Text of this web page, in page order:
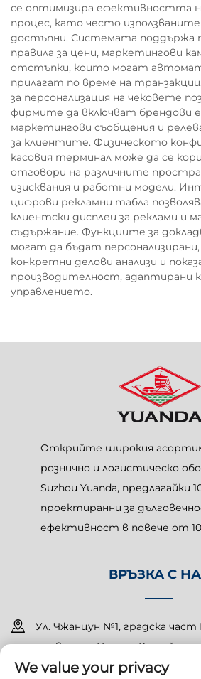
се оптимизира ефективността
процес, като често
достъпни. Системата поддържа
правила за цени, маркетингови
отстъпки, които могат
прилагат по време на
за персонализация на чековете
фирмите да включват брендови
маркетингови съобщения и
за клиентите. Физическото
касовия терминал може да се
отговори на различните
изисквания и работни модели.
цифрови рекламни табла
клиентски дисплеи за реклами и
съдържание. Функциите за
могат да бъдат
конкретни делови анализи и
производителност, адаптирани
управлението.
Открийте широкия
рознично и логистическо
Suzhou Yuanda, предлагайки
проектиранни за
ефективност в повече от
ВРЪЗКА С
Ул. Чжанцун №1, градска част
провинция Цзянсу, Китай
+86-
We value your privacy